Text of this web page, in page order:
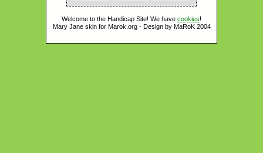
Welcome to the Handicap Site! We have cookies!
Mary Jane skin for Marok.org - Design by MaRoK 2004